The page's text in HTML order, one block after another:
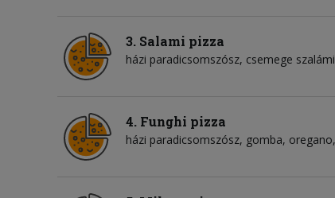
3. Salami pizza
házi paradicsomszósz csemege szalámi
4. Funghi pizza
házi paradicsomszósz gomba oregano